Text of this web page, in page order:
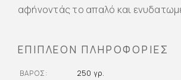
αφήνοντάς το απαλό και
ΕΠΙΠΛΈΟΝ ΠΛΗΡΟΦΟΡΊΕΣ
ΒΆΡΟΣ
250 γρ.